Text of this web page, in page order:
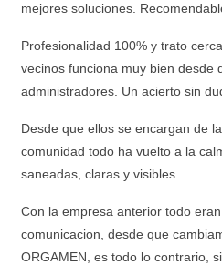
mejores soluciones.
Profesionalidad 100% y trato
vecinos funciona muy bien desde
administradores. Un acierto sin
Desde que ellos se encargan de
comunidad todo ha vuelto a la
saneadas, claras y visibles.
Con la empresa anterior todo
comunicacion, desde que
ORGAMEN, es todo lo contrario,